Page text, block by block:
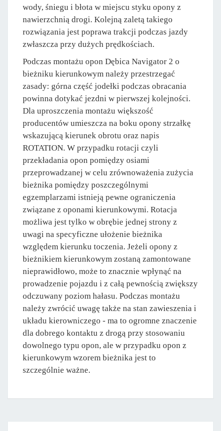
wody, śniegu i błota w miejscu styku opony z
nawierzchnią drogi. Kolejną zaletą takiego
rozwiązania jest poprawa trakcji podczas jazdy
zwłaszcza przy dużych prędkościach.
Podczas montażu opon Dębica Navigator 2 o
bieżniku kierunkowym należy przestrzegać
zasady: górna część jodełki podczas obracania
powinna dotykać jezdni w pierwszej kolejności.
Dla uproszczenia montażu większość
producentów umieszcza na boku opony strzałkę
wskazującą kierunek obrotu oraz napis
ROTATION. W przypadku rotacji czyli
przekładania opon pomiędzy osiami
przeprowadzanej w celu zrównoważenia zużycia
bieżnika pomiędzy poszczególnymi
egzemplarzami istnieją pewne ograniczenia
związane z oponami kierunkowymi. Rotacja
możliwa jest tylko w obrębie jednej strony z
uwagi na specyficzne ułożenie bieżnika
względem kierunku toczenia. Jeżeli opony z
bieżnikiem kierunkowym zostaną zamontowane
nieprawidłowo, może to znacznie wpłynąć na
prowadzenie pojazdu i z całą pewnością zwiększy
odczuwany poziom hałasu. Podczas montażu
należy zwrócić uwagę także na stan zawieszenia i
układu kierowniczego - ma to ogromne znaczenie
dla dobrego kontaktu z drogą przy stosowaniu
dowolnego typu opon, ale w przypadku opon z
kierunkowym wzorem bieżnika jest to
szczególnie ważne.